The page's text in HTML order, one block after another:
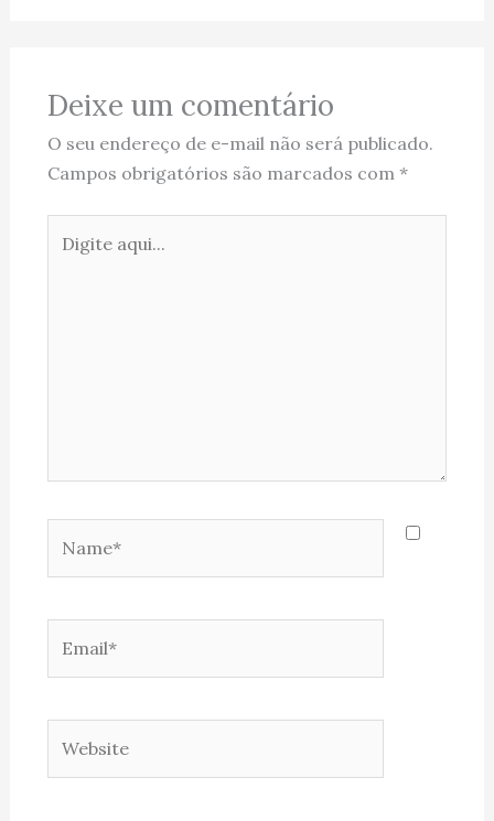
Deixe um comentário
O seu endereço de e-mail não será publicado.
Campos obrigatórios são marcados com *
aqui...